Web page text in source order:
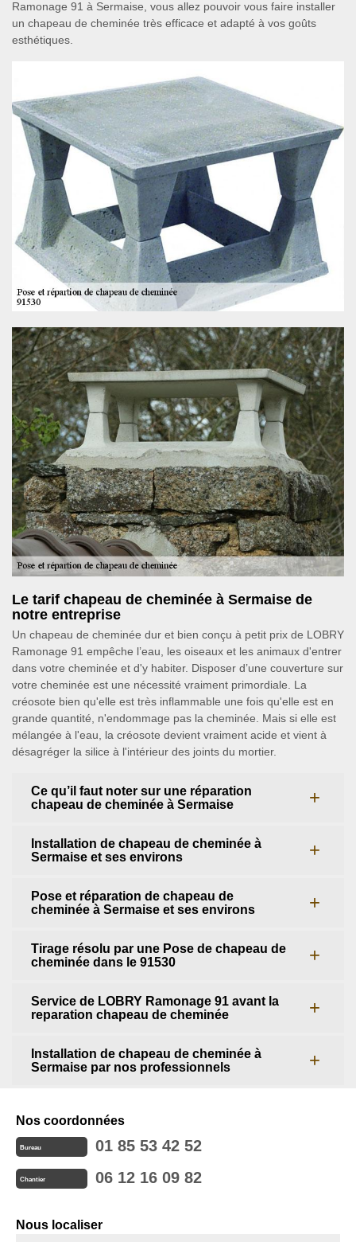
Ramonage 91 à Sermaise, vous allez pouvoir vous faire installer
un chapeau de cheminée très efficace et adapté à vos goûts
esthétiques.
Le tarif chapeau de cheminée à Sermaise de
notre entreprise
Un chapeau de cheminée dur et bien conçu à petit prix de LOBRY
Ramonage 91 empêche l’eau, les oiseaux et les animaux d'entrer
dans votre cheminée et d'y habiter. Disposer d’une couverture sur
votre cheminée est une nécessité vraiment primordiale. La
créosote bien qu'elle est très inflammable une fois qu'elle est en
grande quantité, n'endommage pas la cheminée. Mais si elle est
mélangée à l'eau, la créosote devient vraiment acide et vient à
désagréger la silice à l'intérieur des joints du mortier.
Ce qu’il faut noter sur une réparation
chapeau de cheminée à Sermaise
Installation de chapeau de cheminée à
Sermaise et ses environs
Pose et réparation de chapeau de
cheminée à Sermaise et ses environs
Tirage résolu par une Pose de chapeau de
cheminée dans le 91530
Service de LOBRY Ramonage 91 avant la
reparation chapeau de cheminée
Installation de chapeau de cheminée à
Sermaise par nos professionnels
Nos coordonnées
Bureau 01 85 53 42 52
Chantier 06 12 16 09 82
Nous localiser